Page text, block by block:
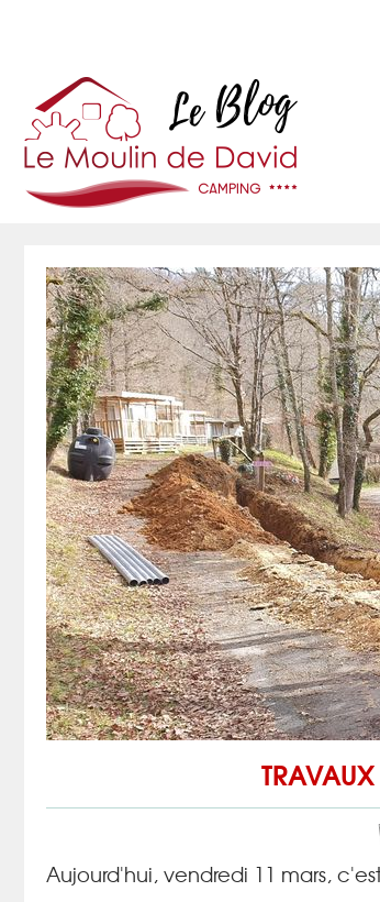
Aujourd'hui, vendredi 11 mars,